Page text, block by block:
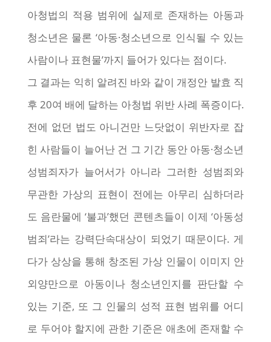
아청법의 적용 범위에 실제로 존재하는 아동과
청소년은 물론 ‘아동·청소년으로 인식될 수 있는
사람이나 표현물’까지 들어가 있다는 점이다.
그 결과는 익히 알려진 바와 같이 개정안 발효 직
후 20여 배에 달하는 아청법 위반 사례 폭증이다.
전에 없던 법도 아니건만 느닷없이 위반자로 잡
힌 사람들이 늘어난 건 그 기간 동안 아동·청소년
성범죄자가 늘어서가 아니라 그러한 성범죄와
무관한 가상의 표현이 전에는 아무리 심하더라
도 음란물에 ‘불과’했던 콘텐츠들이 이제 ‘아동성
범죄’라는 강력단속대상이 되었기 때문이다. 게
다가 상상을 통해 창조된 가상 인물이 이미지 안
외양만으로 아동이나 청소년인지를 판단할 수
있는 기준, 또 그 인물의 성적 표현 범위를 어디
로 두어야 할지에 관한 기준은 애초에 존재할 수